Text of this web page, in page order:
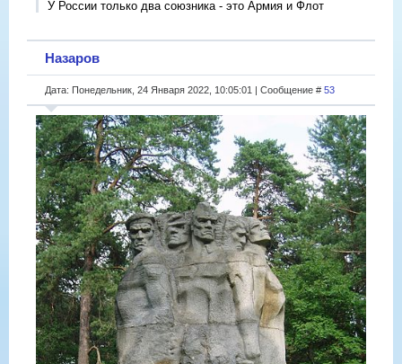
У России только два союзника - это Армия и Флот
Назаров
Дата: Понедельник, 24 Января 2022, 10:05:01 | Сообщение # 53